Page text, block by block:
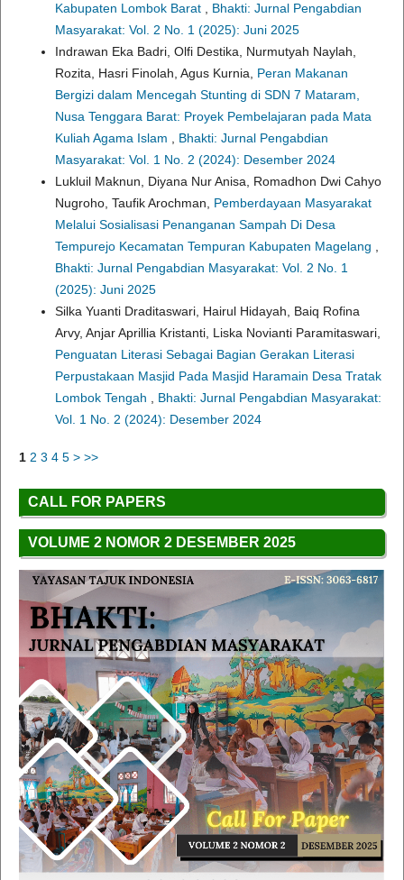
Kabupaten Lombok Barat , Bhakti: Jurnal Pengabdian
Masyarakat: Vol. 2 No. 1 (2025): Juni 2025
Indrawan Eka Badri, Olfi Destika, Nurmutyah Naylah,
Rozita, Hasri Finolah, Agus Kurnia, Peran Makanan
Bergizi dalam Mencegah Stunting di SDN 7 Mataram,
Nusa Tenggara Barat: Proyek Pembelajaran pada Mata
Kuliah Agama Islam , Bhakti: Jurnal Pengabdian
Masyarakat: Vol. 1 No. 2 (2024): Desember 2024
Lukluil Maknun, Diyana Nur Anisa, Romadhon Dwi Cahyo
Nugroho, Taufik Arochman, Pemberdayaan Masyarakat
Melalui Sosialisasi Penanganan Sampah Di Desa
Tempurejo Kecamatan Tempuran Kabupaten Magelang ,
Bhakti: Jurnal Pengabdian Masyarakat: Vol. 2 No. 1
(2025): Juni 2025
Silka Yuanti Draditaswari, Hairul Hidayah, Baiq Rofina
Arvy, Anjar Aprillia Kristanti, Liska Novianti Paramitaswari,
Penguatan Literasi Sebagai Bagian Gerakan Literasi
Perpustakaan Masjid Pada Masjid Haramain Desa Tratak
Lombok Tengah , Bhakti: Jurnal Pengabdian Masyarakat:
Vol. 1 No. 2 (2024): Desember 2024
1 2 3 4 5 > >>
CALL FOR PAPERS
VOLUME 2 NOMOR 2 DESEMBER 2025